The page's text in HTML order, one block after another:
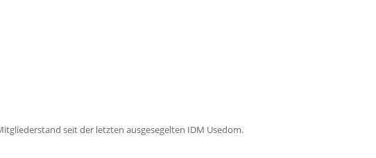
seit der letzten ausgesegelten IDM Usedom.